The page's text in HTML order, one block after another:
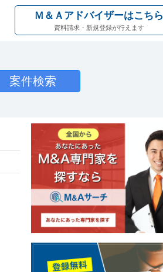
Ｍ＆Ａアドバイザーはこちら
資料請求・新規登録が行えます